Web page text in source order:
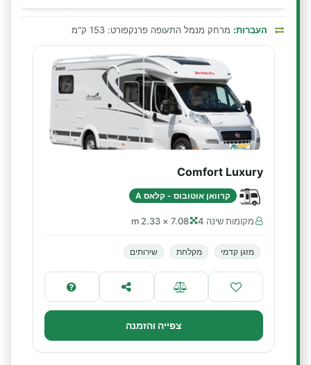
העברות: מרחק מנמל התעופה פרנקפורט: 153 ק"מ
Comfort Luxury
קרוואן אוטובוס - קלאס A
מקומות שינה 4 7.08 × 2.33 m
מזגן קדמי מקלחת שירותים
צפייה והזמנה